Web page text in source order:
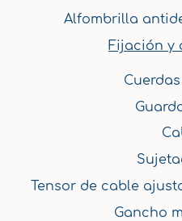
Alfombrilla
Fijación y
Tensor de cable
Gancho